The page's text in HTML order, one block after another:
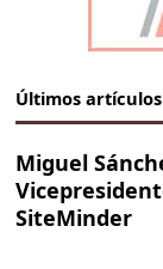
Últimos artículos
Miguel
SiteMinder